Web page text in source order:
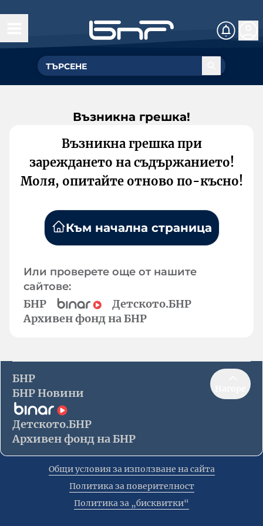
Възникна грешка!
Възникна грешка при
зареждането на съдържанието!
Моля, опитайте отново по-късно!
Към начална страница
Или проверете още от нашите
сайтове:
БНР
Детското.БНР
Архивен фонд на БНР
БНР
БНР Новини
Детското.БНР
Архивен фонд на БНР
Общи условия за използване на сайта
Политика за поверителност
Политика за „бисквитки“